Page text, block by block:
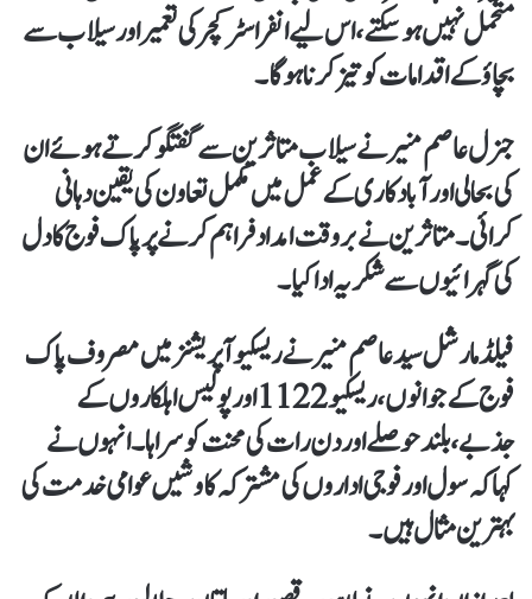
متحمل نہیں ہوسکتے،اس لیے انفراسٹرکچر کی تعمیر اور سیلاب سے
بچاؤ کے اقدامات کو تیز کرنا ہوگا۔
جنرل عاصم منیر نے سیلاب متاثرین سے گفتگو کرتے ہوئے ان
کی بحالی اور آبادکاری کے عمل میں مکمل تعاون کی یقین دہانی
کرائی۔متاثرین نے بر وقت امداد فراہم کرنے پر پاک فوج کا دل
کی گہرائیوں سے شکریہ ادا کیا۔
فیلڈ مارشل سید عاصم منیر نے ریسکیو آپریشنز میں مصروف پاک
فوج کے جوانوں،ریسکیو 1122 اور پولیس اہلکاروں کے
جذبے،بلند حوصلے اور دن رات کی محنت کو سراہا۔انہوں نے
کہاکہ سول اور فوجی اداروں کی مشترکہ کاوشیں عوامی خدمت کی
بہترین مثال ہیں۔